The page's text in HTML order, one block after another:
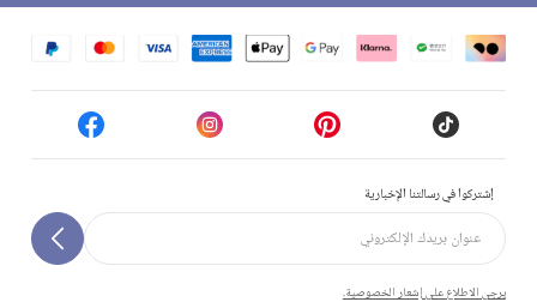
إشتركوا في رسالتنا الإخبارية
يرجى الاطلاع على إشعار الخصوصية.